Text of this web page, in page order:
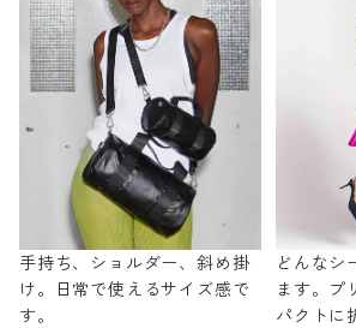
手持ち、ショルダー、斜め掛
け。日常で使えるサイズ感で
す。
どんなシ
ます。プ
パクトに